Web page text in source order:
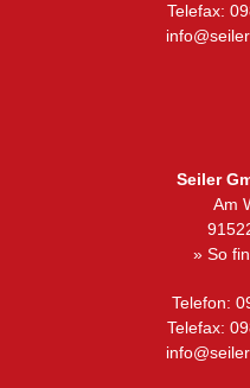
Telefax:
Seiler
Am
» So
Telefon:
Telefax: